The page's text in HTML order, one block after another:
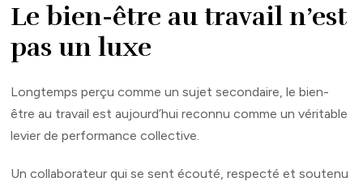
Le bien-être au travail n’est
pas un luxe
Longtemps perçu comme un sujet secondaire, le bien-
être au travail est aujourd’hui reconnu comme un véritable
levier de performance collective.
Un collaborateur qui se sent écouté, respecté et soutenu